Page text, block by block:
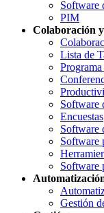
Software
PIM
Colaboración
Lista de
Software
Encuestas
Software
Software
Software
Gestión